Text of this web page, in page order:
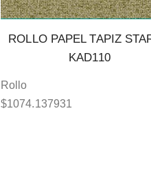
ROLLO PAPEL TAPIZ
KAD110
Rollo
$1074.137931